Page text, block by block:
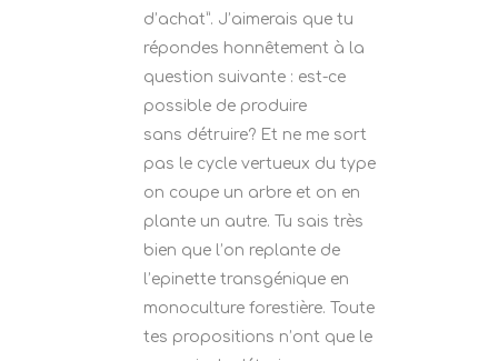
d’achat”. J’aimerais que tu
répondes honnêtement à la
question suivante : est-ce
possible de produire
sans détruire? Et ne me sort
pas le cycle vertueux du type
on coupe un arbre et on en
plante un autre. Tu sais très
bien que l’on replante de
l’epinette transgénique en
monoculture forestière. Toute
tes propositions n’ont que le